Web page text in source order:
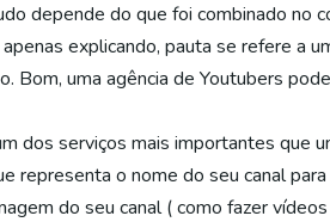
depende do que foi combinado no
apenas explicando, pauta se refere a
Bom, uma agência de Youtubers
dos serviços mais importantes que
representa o nome do seu canal
do seu canal ( como fazer